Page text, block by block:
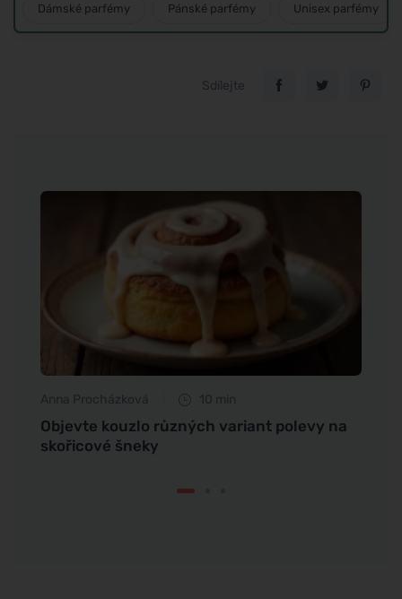
Dámské parfémy Pánské parfémy Unisex parfémy
Sdílejte
Anna Procházková 10 min
Objevte kouzlo různých variant polevy na
skořicové šneky